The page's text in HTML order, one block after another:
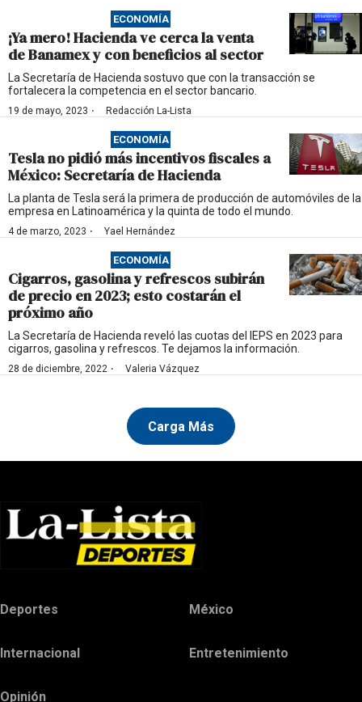
ECONOMÍA
¡Ya mero! Hacienda ve cerca la venta
de Banamex y con beneficios al sector
La Secretaría de Hacienda sostuvo que con la transacción se
fortalecera la competencia en el sector bancario.
19 de mayo, 2023 · Redacción La-Lista
ECONOMÍA
Tesla no pidió más incentivos fiscales a
México: Secretaría de Hacienda
La planta de Tesla será la primera de producción de automóviles de la
empresa en Latinoamérica y la quinta de todo el mundo.
4 de marzo, 2023 · Yael Hernández
ECONOMÍA
Cigarros, gasolina y refrescos subirán
de precio en 2023; esto costarán el
próximo año
La Secretaría de Hacienda reveló las cuotas del IEPS en 2023 para
cigarros, gasolina y refrescos. Te dejamos la información.
28 de diciembre, 2022 · Valeria Vázquez
Carga Más
Deportes México
Internacional Entretenimiento
Opinión